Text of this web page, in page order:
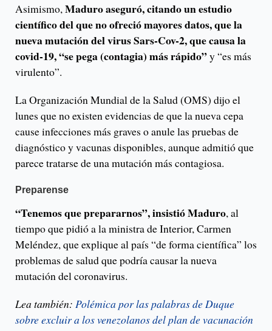
Asimismo,Maduro aseguró, citando un estudio
científico del que no ofreció mayores datos, que la
nueva mutación del virus Sars-Cov-2, que causa la
covid-19, “se pega (contagia) más rápido”y “es más
virulento”.
La Organización Mundial de la Salud (OMS) dijo el
lunes que no existen evidencias de que la nueva cepa
cause infecciones más graves o anule las pruebas de
diagnóstico y vacunas disponibles, aunque admitió que
parece tratarse de una mutación más contagiosa.
Preparense
“Tenemos que prepararnos”, insistió Maduro, al
tiempo que pidió a la ministra de Interior, Carmen
Meléndez, que explique al país “de forma científica” los
problemas de salud que podría causar la nueva
mutación del coronavirus.
Lea también: Polémica por las palabras de Duque
sobre excluir a los venezolanos del plan de vacunación